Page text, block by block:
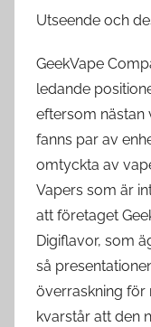
Utseende och
GeekVape
ledande
eftersom nästan
fanns par av
omtyckta av
Vapers som är
att företaget
Digiflavor, som
så
överraskning för
kvarstår att den